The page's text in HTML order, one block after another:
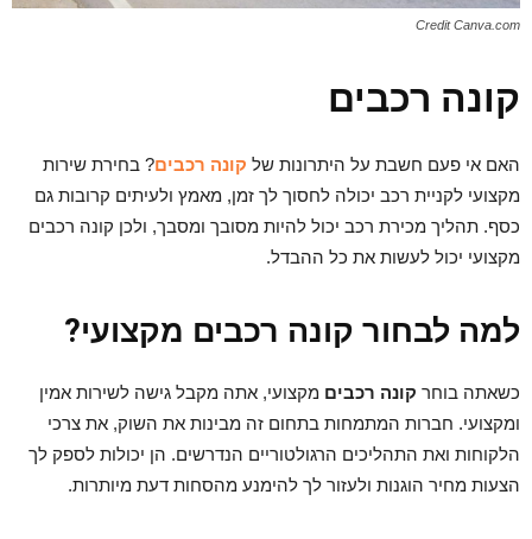
Credit Canva.com
קונה רכבים
האם אי פעם חשבת על היתרונות של קונה רכבים? בחירת שירות
מקצועי לקניית רכב יכולה לחסוך לך זמן, מאמץ ולעיתים קרובות גם
כסף. תהליך מכירת רכב יכול להיות מסובך ומסבך, ולכן קונה רכבים
מקצועי יכול לעשות את כל ההבדל.
למה לבחור קונה רכבים מקצועי?
כשאתה בוחר קונה רכבים מקצועי, אתה מקבל גישה לשירות אמין
ומקצועי. חברות המתמחות בתחום זה מבינות את השוק, את צרכי
הלקוחות ואת התהליכים הרגולטוריים הנדרשים. הן יכולות לספק לך
הצעות מחיר הוגנות ולעזור לך להימנע מהסחות דעת מיותרות.